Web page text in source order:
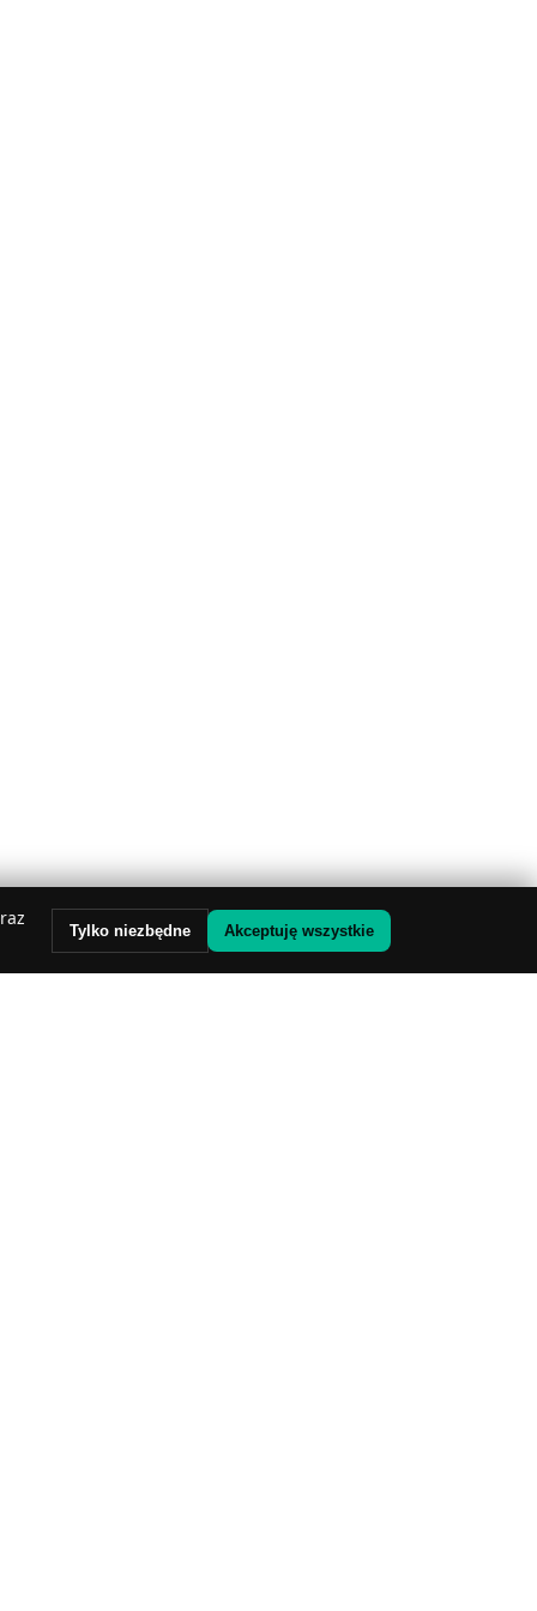
Tylko niezbędne Akceptuję wszystkie